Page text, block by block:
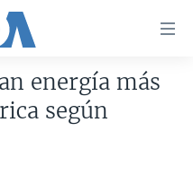
energía más
según